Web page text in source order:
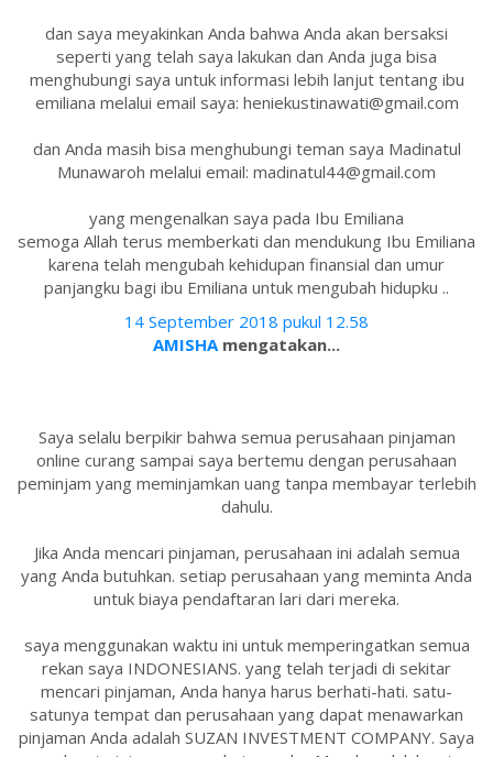
dan saya meyakinkan Anda bahwa Anda akan bersaksi
seperti yang telah saya lakukan dan Anda juga bisa
menghubungi saya untuk informasi lebih lanjut tentang ibu
emiliana melalui email saya: heniekustinawati@gmail.com
dan Anda masih bisa menghubungi teman saya Madinatul
Munawaroh melalui email: madinatul44@gmail.com
yang mengenalkan saya pada Ibu Emiliana
semoga Allah terus memberkati dan mendukung Ibu Emiliana
karena telah mengubah kehidupan finansial dan umur
panjangku bagi ibu Emiliana untuk mengubah hidupku ..
14 September 2018 pukul 12.58
AMISHAmengatakan...
Saya selalu berpikir bahwa semua perusahaan pinjaman
online curang sampai saya bertemu dengan perusahaan
peminjam yang meminjamkan uang tanpa membayar terlebih
dahulu.
Jika Anda mencari pinjaman, perusahaan ini adalah semua
yang Anda butuhkan. setiap perusahaan yang meminta Anda
untuk biaya pendaftaran lari dari mereka.
saya menggunakan waktu ini untuk memperingatkan semua
rekan saya INDONESIANS. yang telah terjadi di sekitar
mencari pinjaman, Anda hanya harus berhati-hati. satu-
satunya tempat dan perusahaan yang dapat menawarkan
pinjaman Anda adalah SUZAN INVESTMENT COMPANY. Saya